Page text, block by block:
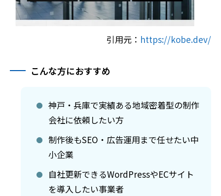
引用元： https://kobe.dev/
こんな方におすすめ
神戸・兵庫で実績ある地域密着型の制作
会社に依頼したい方
制作後もSEO・広告運用まで任せたい中
小企業
自社更新できるWordPressやECサイト
を導入したい事業者